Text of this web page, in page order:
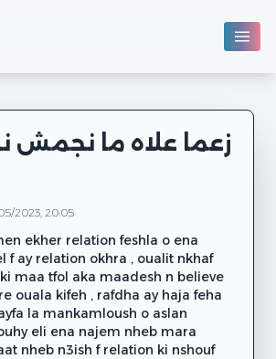
زعما علاه ما نجمش
2023, 20:05
ekher relation feshla o ena
f ay relation okhra , oualit nkhaf
maa tfol aka maadesh n believe
ouala kifeh , rafdha ay haja feha
la mankamloush o aslan
eli ena najem nheb mara
nheb n3ish f relation ki nshouf